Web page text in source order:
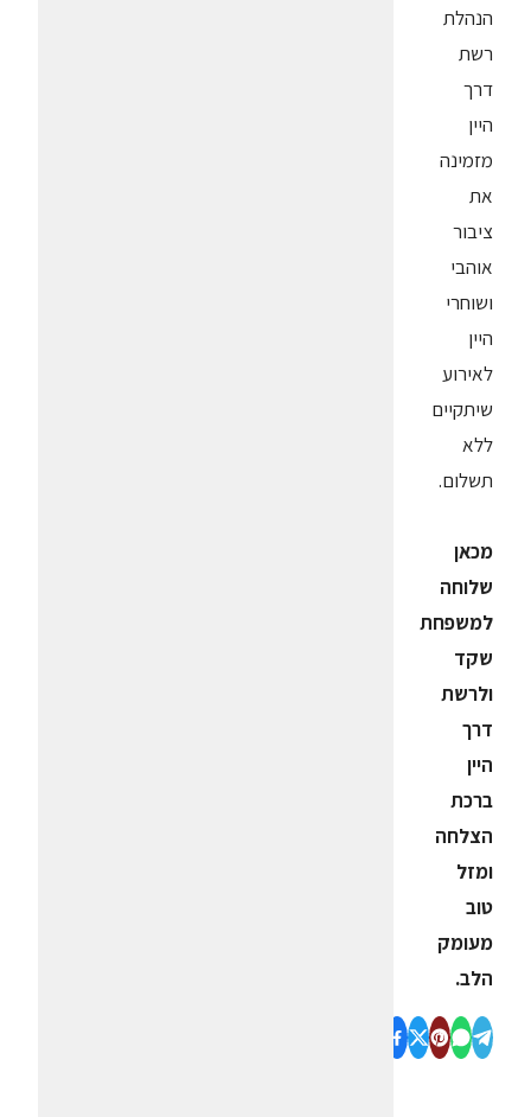
הנהלת
רשת
דרך
היין
מזמינה
את
ציבור
אוהבי
ושוחרי
היין
לאירוע
שיתקיים
ללא
תשלום.
מכאן
שלוחה
למשפחת
שקד
ולרשת
דרך
היין
ברכת
הצלחה
ומזל
טוב
מעומק
הלב.